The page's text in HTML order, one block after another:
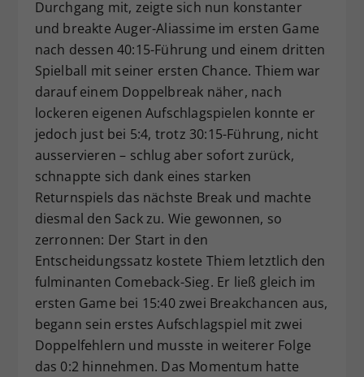
Durchgang mit, zeigte sich nun konstanter
und breakte Auger-Aliassime im ersten Game
nach dessen 40:15-Führung und einem dritten
Spielball mit seiner ersten Chance. Thiem war
darauf einem Doppelbreak näher, nach
lockeren eigenen Aufschlagspielen konnte er
jedoch just bei 5:4, trotz 30:15-Führung, nicht
ausservieren – schlug aber sofort zurück,
schnappte sich dank eines starken
Returnspiels das nächste Break und machte
diesmal den Sack zu. Wie gewonnen, so
zerronnen: Der Start in den
Entscheidungssatz kostete Thiem letztlich den
fulminanten Comeback-Sieg. Er ließ gleich im
ersten Game bei 15:40 zwei Breakchancen aus,
begann sein erstes Aufschlagspiel mit zwei
Doppelfehlern und musste in weiterer Folge
das 0:2 hinnehmen. Das Momentum hatte